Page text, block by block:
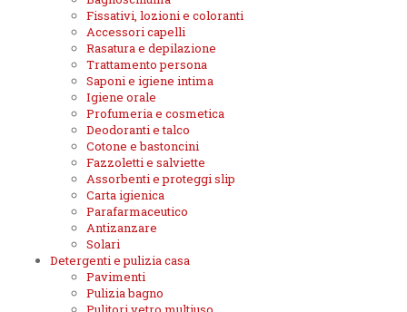
Fissativi, lozioni e coloranti
Accessori capelli
Rasatura e depilazione
Trattamento persona
Saponi e igiene intima
Igiene orale
Profumeria e cosmetica
Deodoranti e talco
Cotone e bastoncini
Fazzoletti e salviette
Assorbenti e proteggi slip
Carta igienica
Parafarmaceutico
Antizanzare
Solari
Detergenti e pulizia casa
Pavimenti
Pulizia bagno